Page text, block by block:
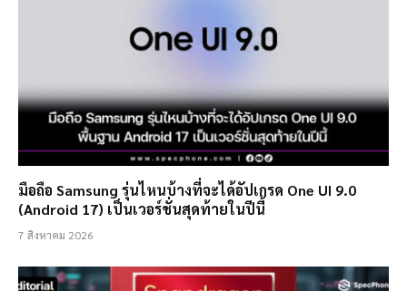
มือถือ Samsung รุ่นไหนบ้างที่จะได้อัปเกรด One UI 9.0
(Android 17) เป็นเวอร์ชั่นสุดท้ายในปีนี้
7 สิงหาคม 2026